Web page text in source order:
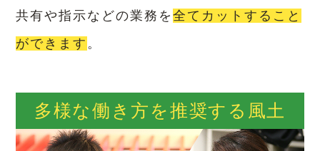
共有や指示などの業務を全てカットすること
ができます 。
多様な働き方を推奨する風土